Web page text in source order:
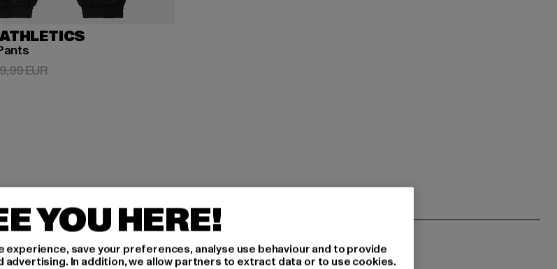
53,19 EUR
EURAktionspreis: 69,99 EUR
YOU HERE!
save your preferences, analyse use behaviour and to provide
In addition, we allow partners to extract data or to use cookies.